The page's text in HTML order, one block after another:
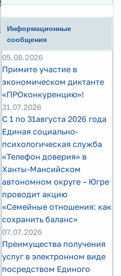
Информационные
сообщения
05.08.2026
Примите участие в
экономическом диктанте
«ПРОконкуренцию»!
31.07.2026
С 1 по 31августа 2026 года
Единая социально-
психологическая служба
«Телефон доверия» в
Ханты-Мансийском
автономном округе – Югре
проводит акцию
«Семейные отношения: как
сохранить баланс»
07.07.2026
Преимущества получения
услуг в электронном виде
посредством Единого